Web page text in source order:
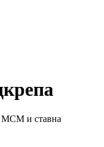
МСМ и ставна